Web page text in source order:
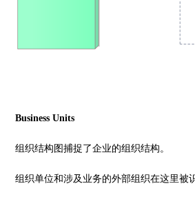
Business Units
组织结构图捕捉了企业的组织结构。
组织单位和涉及业务的外部组织在这里被